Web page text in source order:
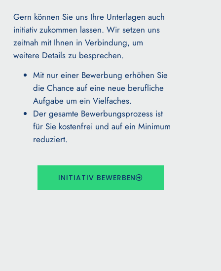
Gern können Sie uns Ihre Unterlagen auch
initiativ zukommen lassen. Wir setzen uns
zeitnah mit Ihnen in Verbindung, um
weitere Details zu besprechen.
Mit nur einer Bewerbung erhöhen Sie
die Chance auf eine neue berufliche
Aufgabe um ein Vielfaches.
Der gesamte Bewerbungsprozess ist
für Sie kostenfrei und auf ein Minimum
reduziert.
INITIATIV BEWERBEN